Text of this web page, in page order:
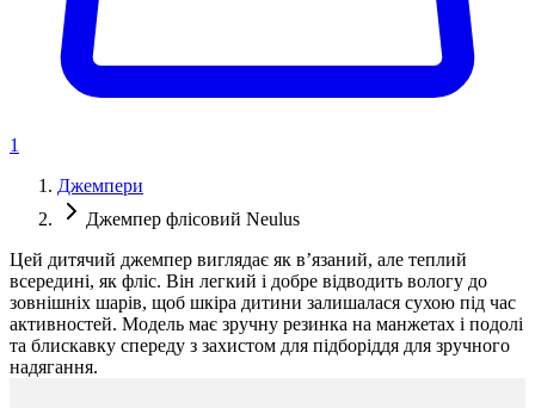
1
Джемпери
Джемпер флісовий Neulus
Цей дитячий джемпер виглядає як в’язаний, але теплий
всередині, як фліс. Він легкий і добре відводить вологу до
зовнішніх шарів, щоб шкіра дитини залишалася сухою під час
активностей. Модель має зручну резинка на манжетах і подолі
та блискавку спереду з захистом для підборіддя для зручного
надягання.